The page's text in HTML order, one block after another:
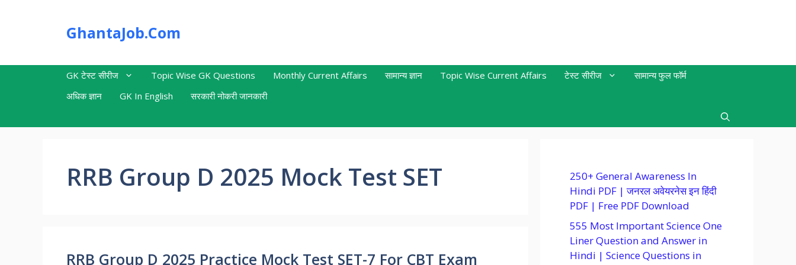
GhantaJob.Com
GK टेस्ट सीरीज Topic Wise GK Questions Monthly Current Affairs सामान्य ज्ञान Topic Wise Current Affairs टेस्ट सीरीज
सामान्य फुल फॉर्म
अधिक ज्ञान
GK In English सरकारी नोकरी जानकारी
RRB Group D 2025 Mock Test SET
RRB Group D 2025 Practice Mock Test SET-7 For CBT Exam
250+ General Awareness In
Hindi PDF | जनरल अवेयरनेस इन हिंदी
PDF | Free PDF Download
555 Most Important Science One
Liner Question and Answer in
Hindi | Science Questions in